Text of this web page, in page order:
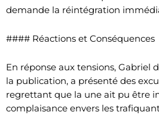
demande la réintégration
#### Réactions et Conséquences
En réponse aux tensions, Gabriel
la publication, a présenté des
regrettant que la une ait pu être
complaisance envers les